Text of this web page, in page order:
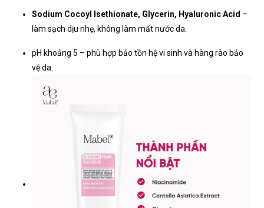
Sodium Cocoyl Isethionate, Glycerin, Hyaluronic Acid –
làm sạch dịu nhẹ, không làm mất nước da.
pH khoảng 5 – phù hợp bảo tồn hệ vi sinh và hàng rào bảo
vệ da.